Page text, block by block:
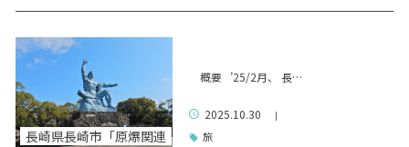
長崎県長崎市「原爆関連
概要 ’25/2月、 長…
2025.10.30 |
旅